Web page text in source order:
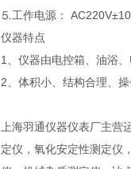
⒌工作电源：
仪器特点
1、仪器由电控箱、油浴
2、体积小、结构合理、操
上海羽通仪器仪表厂主
定仪，氧化安定性测定仪